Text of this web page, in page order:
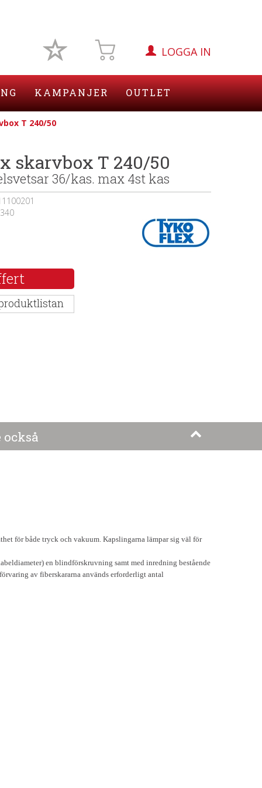
LOGGA IN
KAMPANJER OUTLET
T 240/50
skarvbox T 240/50
36/kas. max 4st kas
för både tryck och vakuum. Kapslingarna lämpar sig väl för
en blindförskruvning samt med inredning bestående
av fiberskararna används erforderligt antal